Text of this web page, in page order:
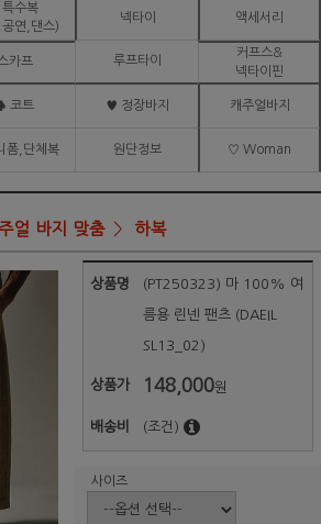
수복
연,댄스)
넥타이 액세서리
카프 루프타이
커프스&
넥타이핀
코트 ♥ 정장바지 캐주얼바지
폼,단체복 원단정보 ♡ Woman
얼 바지 맞춤 하복
상품명 (PT250323) 마 100% 여
름용 린넨 팬츠 (DAEIL
SL13_02)
상품가 148,000원
배송비 (조건)
사이즈